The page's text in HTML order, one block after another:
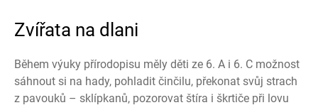
Zvířata na dlani
Během výuky přírodopisu měly děti ze 6. A i 6. C možnost
sáhnout si na hady, pohladit činčilu, překonat svůj strach
z pavouků – sklípkanů, pozorovat štíra i škrtiče při lovu